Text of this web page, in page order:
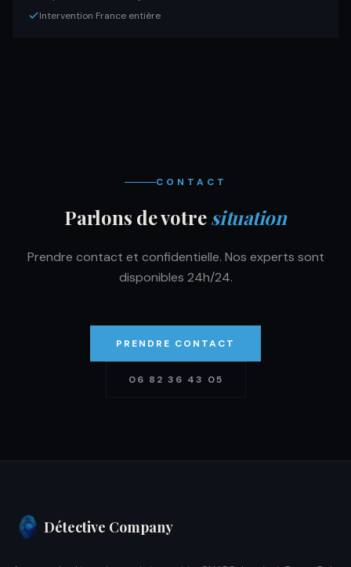
Intervention France entière
CONTACT
Parlons de votresituation
Prendre contact et confidentielle. Nos experts sont
disponibles 24h/24.
PRENDRE CONTACT
06 82 36 43 05
Détective Company